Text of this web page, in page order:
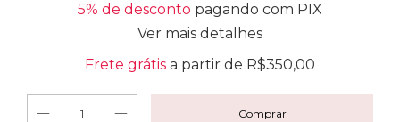
5% de desconto pagando com PIX
Ver mais detalhes
Frete grátis a partir de R$350,00